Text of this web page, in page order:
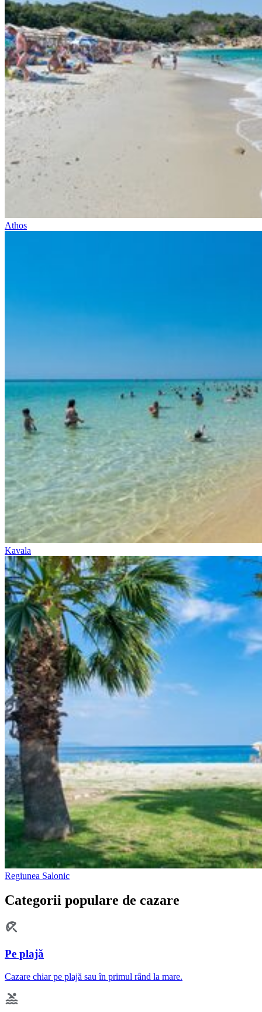
Athos
Kavala
Regiunea Salonic
Categorii populare de cazare
Pe plajă
Cazare chiar pe plajă sau în primul rând la mare.